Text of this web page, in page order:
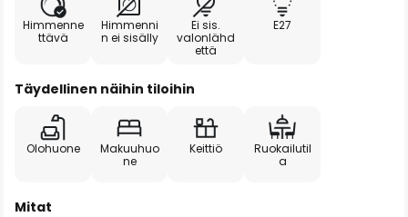
Himmenne
ttävä
Himmenni
n ei sisälly
Ei sis.
valonlähd
että
E27
Täydellinen näihin tiloihin
Olohuone
Makuuhuo
ne
Keittiö
Ruokailutil
a
Mitat